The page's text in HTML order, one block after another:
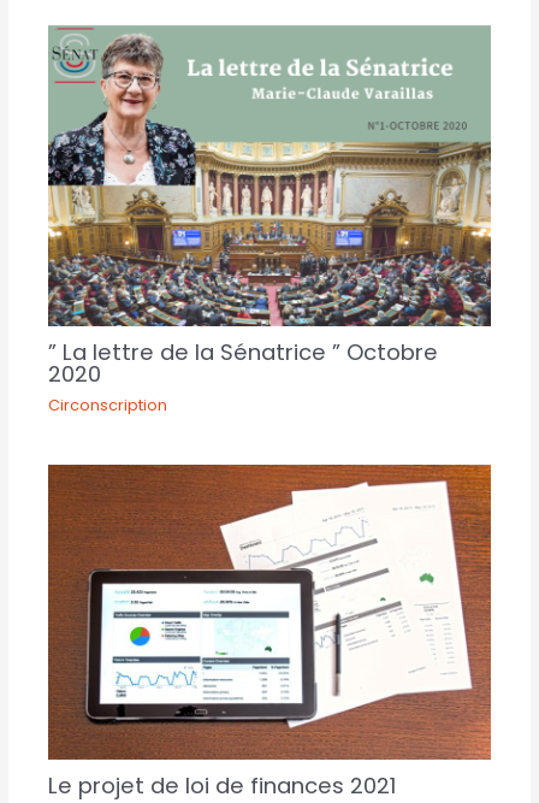
” La lettre de la Sénatrice ” Octobre
2020
Circonscription
Le projet de loi de finances 2021